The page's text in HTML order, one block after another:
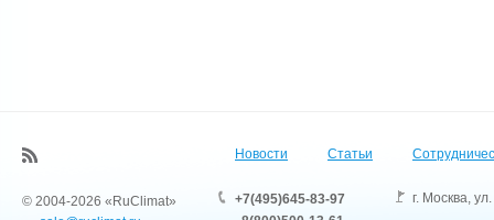
© 2004-2026 «RuClimat»
Новости Статьи
+7(495)645-83-97
г. Москва,